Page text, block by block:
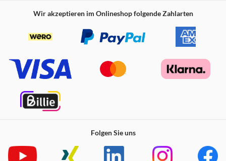
Wir akzeptieren im Onlineshop folgende Zahlarten
Folgen Sie uns